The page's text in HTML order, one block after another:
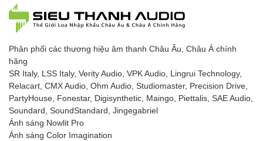
Phân phối các thương hiệu âm thanh Châu Âu, Châu Á chính
hãng
SR Italy, LSS Italy, Verity Audio, VPK Audio, Lingrui Technology,
Relacart, CMX Audio, Ohm Audio, Studiomaster, Precision Drive,
PartyHouse, Fonestar, Digisynthetic, Maingo, Piettalis, SAE Audio,
Soundard, SoundStandard, Jingegabriel
Ánh sáng Nowlit Pro
Ánh sáng Color Imagination